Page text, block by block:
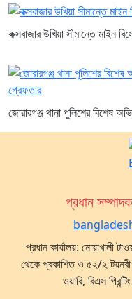
কক্সবাজার উখিয়া সীমান্তে
জোরারগঞ্জ থানা পুলিশের বিশেষ
প্রধান
প্রধান কার্যালয়: নোয়াখালী
থেকে প্রকাশিত ও ৫২/২ টয়নবী
ওয়ারি, বিএস